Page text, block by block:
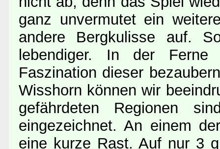
ganz unvermutet ein
andere Bergkulisse auf.
lebendiger. In der Ferne
Faszination dieser
Wisshorn können wir
gefährdeten Regionen
eingezeichnet. An einem
eine kurze Rast. Auf nur 3